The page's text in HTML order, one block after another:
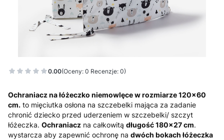
0.00(Oceny: 0 Recenzje: 0)
Ochraniacz na łóżeczko niemowlęce w rozmiarze 120x60
cm. to mięciutka osłona na szczebelki mająca za zadanie
chronić dziecko przed uderzeniem w szczebelki/ szczyt
łóżeczka. Ochraniacz na całkowitą długość 180x27 cm.
wystarcza aby zapewnić ochronę na dwóch bokach łóżeczka